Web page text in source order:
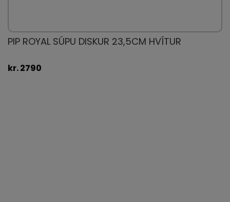
PIP ROYAL SÚPU DISKUR 23,5CM HVÍTUR
kr. 2790